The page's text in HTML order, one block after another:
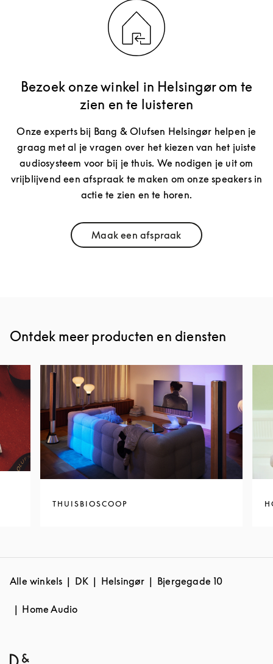
Bezoek onze winkel in Helsingør om te
zien en te luisteren
Onze experts bij Bang & Olufsen Helsingør helpen je
graag met al je vragen over het kiezen van het juiste
audiosysteem voor bij je thuis. We nodigen je uit om
vrijblijvend een afspraak te maken om onze speakers in
actie te zien en te horen.
Maak een afspraakLink Opens in New Tab
Ontdek meer producten en diensten
THUISBIOSCOOP
Alle winkels DK Helsingør Bjergegade 10
Home Audio